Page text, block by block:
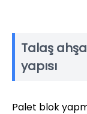
Talaş
yapısı
Palet blok